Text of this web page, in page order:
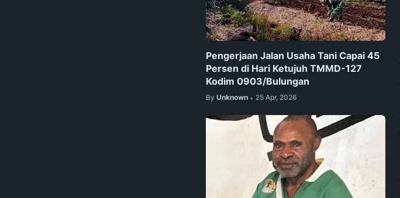
Pengerjaan Jalan Usaha Tani Capai 45
Persen di Hari Ketujuh TMMD-127
Kodim 0903/Bulungan
By Unknown • 25 Apr, 2026